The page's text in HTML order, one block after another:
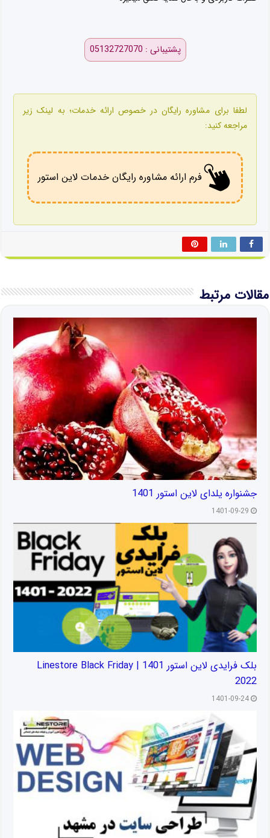
پشتیبانی : 05132727070
لطفا برای مشاوره رایگان در خصوص ارائه خدمات؛ به لینک زیر
مراجعه کنید:
فرم ارائه مشاوره رایگان خدمات لاین استور
مقالات مرتبط
جشنواره یلدای لاین استور 1401
1401-09-29
بلک فرایدی لاین استور 1401 | Linestore Black Friday
2022
1401-09-24